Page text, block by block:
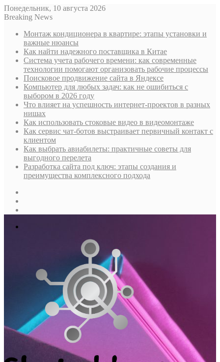
Понедельник, 10 августа 2026
Breaking News
Монтаж кондиционера в квартире: этапы установки и
важные нюансы
Как найти надежного поставщика в Китае
Система учета рабочего времени: как современные
технологии помогают организовать рабочие процессы
Поисковое продвижение сайта в Яндексе
Компьютер для любых задач: как не ошибиться с
выбором в 2026 году
Что влияет на успешность интернет-проектов в разных
нишах
Как использовать стоковые видео в видеомонтаже
Как сервис чат-ботов выстраивает первичный контакт с
клиентом
Как выбрать авиабилеты: практичные советы для
выгодного перелета
Разработка сайта под ключ: этапы создания и
преимущества комплексного подхода